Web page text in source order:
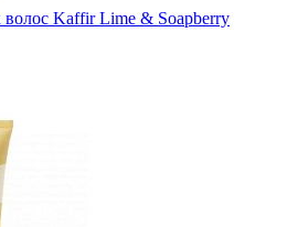
Kaffir Lime & Soapberry